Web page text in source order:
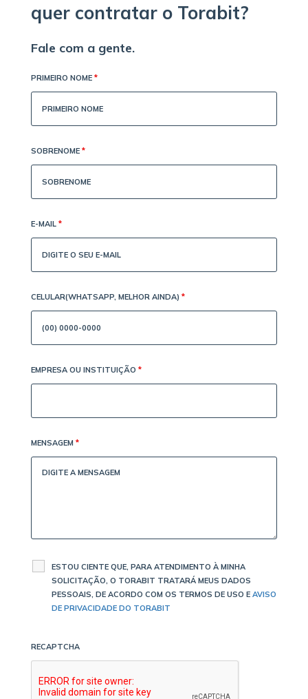
quer contratar o Torabit?
Fale com a gente.
PRIMEIRO NOME *
SOBRENOME *
E-MAIL *
CELULAR(WHATSAPP, MELHOR AINDA) *
EMPRESA OU INSTITUIÇÃO *
MENSAGEM *
ESTOU CIENTE QUE, PARA ATENDIMENTO À MINHA
SOLICITAÇÃO, O TORABIT TRATARÁ MEUS DADOS
PESSOAIS, DE ACORDO COM OS TERMOS DE USO E AVISO
DE PRIVACIDADE DO TORABIT
RECAPTCHA